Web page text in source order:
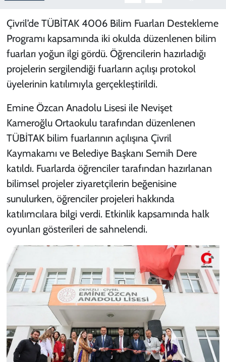
Çivril’de TÜBİTAK 4006 Bilim Fuarları Destekleme
Programı kapsamında iki okulda düzenlenen bilim
fuarları yoğun ilgi gördü. Öğrencilerin hazırladığı
projelerin sergilendiği fuarların açılışı protokol
üyelerinin katılımıyla gerçekleştirildi.
Emine Özcan Anadolu Lisesi ile Nevişet
Kameroğlu Ortaokulu tarafından düzenlenen
TÜBİTAK bilim fuarlarının açılışına Çivril
Kaymakamı ve Belediye Başkanı Semih Dere
katıldı. Fuarlarda öğrenciler tarafından hazırlanan
bilimsel projeler ziyaretçilerin beğenisine
sunulurken, öğrenciler projeleri hakkında
katılımcılara bilgi verdi. Etkinlik kapsamında halk
oyunları gösterileri de sahnelendi.